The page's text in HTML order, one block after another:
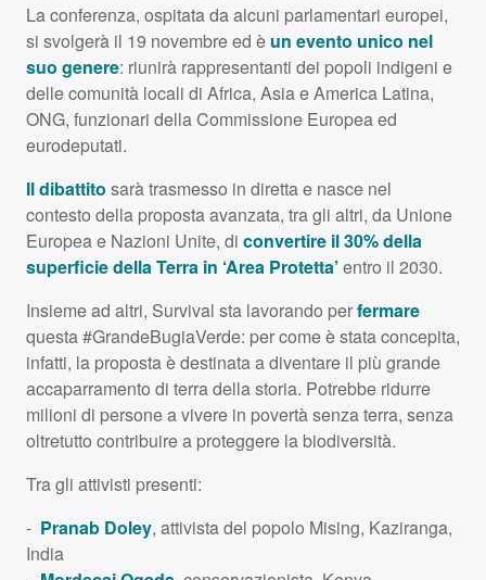
La conferenza, ospitata da alcuni parlamentari europei,
si svolgerà il 19 novembre ed è un evento unico nel
suo genere: riunirà rappresentanti dei popoli indigeni e
delle comunità locali di Africa, Asia e America Latina,
ONG, funzionari della Commissione Europea ed
eurodeputati.
Il dibattito sarà trasmesso in diretta e nasce nel
contesto della proposta avanzata, tra gli altri, da Unione
Europea e Nazioni Unite, di convertire il 30% della
superficie della Terra in ‘Area Protetta’entro il 2030.
Insieme ad altri, Survival sta lavorando perfermare
questa #GrandeBugiaVerde: per come è stata concepita,
infatti, la proposta è destinata a diventare il più grande
accaparramento di terra della storia. Potrebbe ridurre
milioni di persone a vivere in povertà senza terra, senza
oltretutto contribuire a proteggere la biodiversità.
Tra gli attivisti presenti:
- Pranab Doley, attivista del popolo Mising, Kaziranga,
India